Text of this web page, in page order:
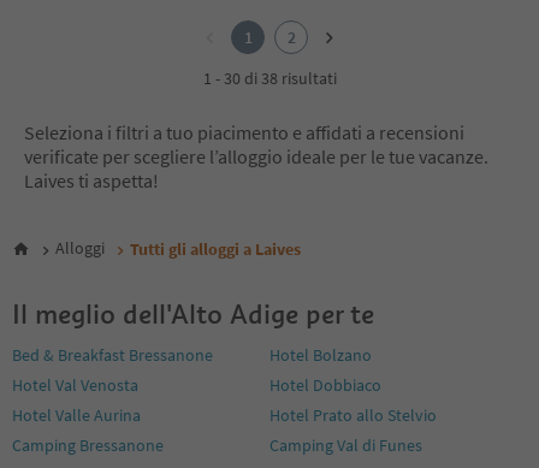
1
2
1 - 30 di 38 risultati
Seleziona i filtri a tuo piacimento e affidati a recensioni
verificate per scegliere l’alloggio ideale per le tue vacanze.
Laives ti aspetta!
Alloggi Tutti gli alloggi a Laives
Il meglio dell'Alto Adige per te
Bed & Breakfast Bressanone
Hotel Bolzano
Hotel Val Venosta
Hotel Dobbiaco
Hotel Valle Aurina
Hotel Prato allo Stelvio
Camping Bressanone
Camping Val di Funes